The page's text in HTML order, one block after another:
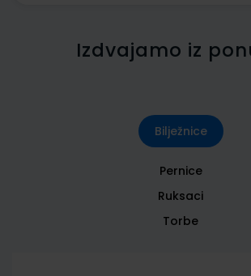
Izdvajamo iz
Bilježnice
Pernice
Ruksaci
Torbe